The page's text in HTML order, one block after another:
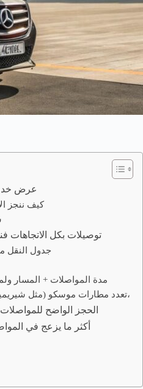
عرض
كيف ننجز
توصيلات بكل
جدول النقل
مدة المواصلات + المسار
تعدد مطارات موسكو (مثل شيريميتييفو/دوموديدوفو/فنوكوفو)،
الحجز الواضح
أكثر ما يزعج في